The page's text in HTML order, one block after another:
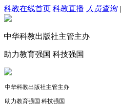
科教在线首页 科教直播 人员查询|
中华科教出版社主管主办
助力教育强国 科技强国
中华科教出版社主管主办
助力教育强国 科技强国